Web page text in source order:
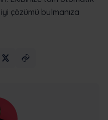
çözümü bulmanıza